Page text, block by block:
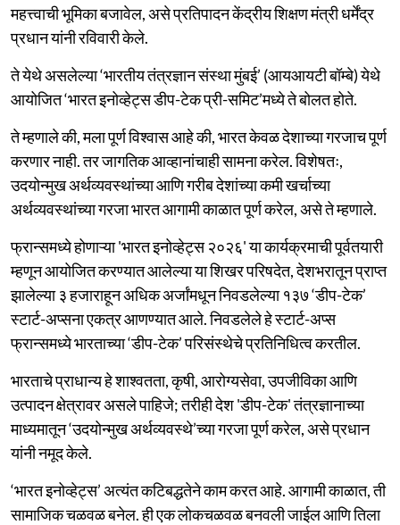
महत्त्वाची भूमिका बजावेल, असे प्रतिपादन केंद्रीय शिक्षण मंत्री धर्मेंद्र
प्रधान यांनी रविवारी केले.
ते येथे असलेल्या ‘भारतीय तंत्रज्ञान संस्था मुंबई’ (आयआयटी बॉम्बे) येथे
आयोजित ‘भारत इनोव्हेट्स डीप-टेक प्री-समिट’मध्ये ते बोलत होते.
ते म्हणाले की, मला पूर्ण विश्वास आहे की, भारत केवळ देशाच्या गरजाच पूर्ण
करणार नाही. तर जागतिक आव्हानांचाही सामना करेल. विशेषतः,
उदयोन्मुख अर्थव्यवस्थांच्या आणि गरीब देशांच्या कमी खर्चाच्या
अर्थव्यवस्थांच्या गरजा भारत आगामी काळात पूर्ण करेल, असे ते म्हणाले.
फ्रान्समध्ये होणाऱ्या 'भारत इनोव्हेट्स २०२६' या कार्यक्रमाची पूर्वतयारी
म्हणून आयोजित करण्यात आलेल्या या शिखर परिषदेत, देशभरातून प्राप्त
झालेल्या ३ हजाराहून अधिक अर्जांमधून निवडलेल्या १३७ ‘डीप-टेक’
स्टार्ट-अप्सना एकत्र आणण्यात आले. निवडलेले हे स्टार्ट-अप्स
फ्रान्समध्ये भारताच्या ‘डीप-टेक’ परिसंस्थेचे प्रतिनिधित्व करतील.
भारताचे प्राधान्य हे शाश्वतता, कृषी, आरोग्यसेवा, उपजीविका आणि
उत्पादन क्षेत्रावर असले पाहिजे; तरीही देश 'डीप-टेक' तंत्रज्ञानाच्या
माध्यमातून ‘उदयोन्मुख अर्थव्यवस्थे’च्या गरजा पूर्ण करेल, असे प्रधान
यांनी नमूद केले.
‘भारत इनोव्हेट्स’ अत्यंत कटिबद्धतेने काम करत आहे. आगामी काळात, ती
सामाजिक चळवळ बनेल. ही एक लोकचळवळ बनवली जाईल आणि तिला